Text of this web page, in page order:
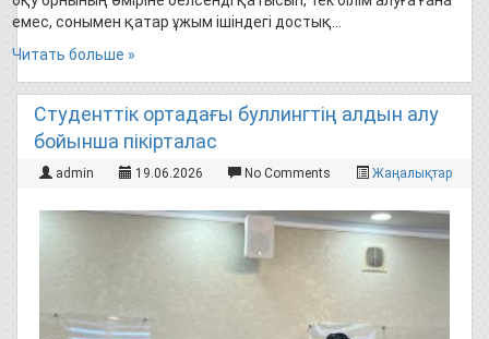
емес, сонымен қатар ұжым ішіндегі достық…
Читать больше »
Студенттік ортадағы буллингтің алдын алу
бойынша пікірталас
admin 19.06.2026 No Comments Жаңалықтар